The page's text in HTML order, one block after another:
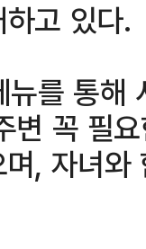
고 있다.
를 통해
변 꼭 필
, 자녀와